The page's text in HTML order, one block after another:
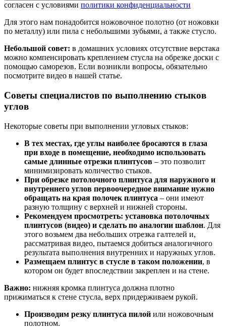
согласен с условиями политики конфиденциальности
Для этого нам понадобится ножовочное полотно (от ножовки
по металлу) или пила с небольшими зубьями, а также стусло.
Небольшой совет: в домашних условиях отсутствие верстака
можно компенсировать креплением стусла на обрезке доски с
помощью саморезов. Если возникли вопросы, обязательно
посмотрите видео в нашей статье.
Советы специалистов по выполнению стыков
углов
Некоторые советы при выполнении угловых стыков:
В тех местах, где углы наиболее бросаются в глаза
при входе в помещение, необходимо использовать
самые длинные отрезки плинтусов – это позволит
минимизировать количество стыков.
При обрезке потолочного плинтуса для наружного и
внутреннего углов первоочередное внимание нужно
обращать на края полочек плинтуса – они имеют
разную толщину с верхней и нижней стороны.
Рекомендуем просмотреть: установка потолочных
плинтусов (видео) и сделать по аналогии шаблон. Для
этого возьмем два небольших отрезка галтелей и,
рассматривая видео, пытаемся добиться аналогичного
результата выполнения внутренних и наружных углов.
Размещаем плинтус в стусле в таком положении, в
котором он будет впоследствии закреплен и на стене.
Важно: нижняя кромка плинтуса должна плотно
прижиматься к стене стусла, верх придерживаем рукой.
Производим резку плинтуса пилой или ножовочным
полотном.